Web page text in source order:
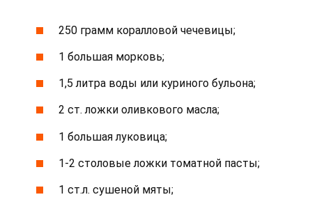
250 грамм коралловой чечевицы;
1 большая морковь;
1,5 литра воды или куриного бульона;
2 ст. ложки оливкового масла;
1 большая луковица;
1-2 столовые ложки томатной пасты;
1 ст.л. сушеной мяты;